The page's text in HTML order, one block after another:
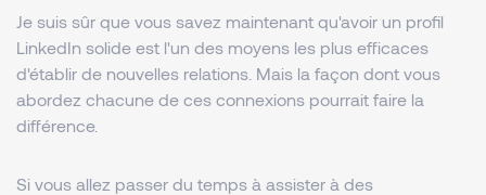
Je suis sûr que vous savez maintenant qu'avoir un profil
LinkedIn solide est l'un des moyens les plus efficaces
d'établir de nouvelles relations. Mais la façon dont vous
abordez chacune de ces connexions pourrait faire la
différence.
Si vous allez passer du temps à assister à des